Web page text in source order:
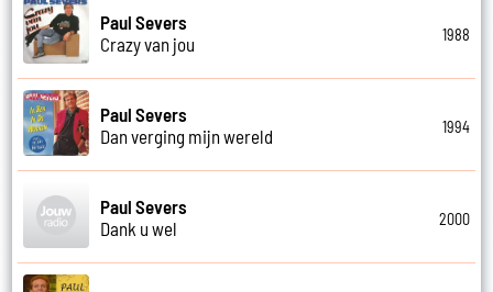
Paul Severs
Crazy van jou
1988
Paul Severs
Dan verging mijn wereld
1994
Paul Severs
Dank u wel
2000